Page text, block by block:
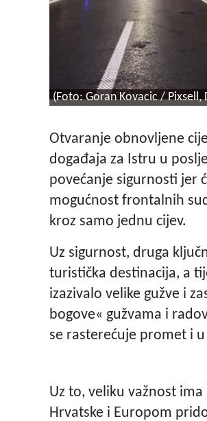
(Foto: Goran Kovacic / Pixsell,
Otvaranje obnovljene
događaja za Istru u
povećanje sigurnosti jer
mogućnost frontalnih
kroz samo jednu cijev.
Uz sigurnost, druga
turistička destinacija, a
izazivalo velike gužve i
bogove« gužvama i
se rasterećuje promet i
Uz to, veliku važnost
Hrvatske i Europom